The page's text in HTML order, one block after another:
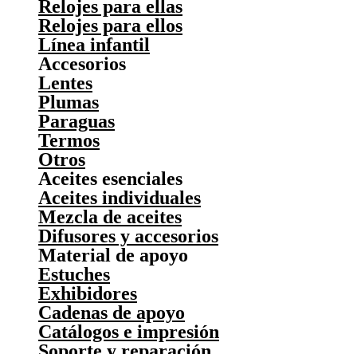
Relojes para ellas
Relojes para ellos
Línea infantil
Accesorios
Lentes
Plumas
Paraguas
Termos
Otros
Aceites esenciales
Aceites individuales
Mezcla de aceites
Difusores y accesorios
Material de apoyo
Estuches
Exhibidores
Cadenas de apoyo
Catálogos e impresión